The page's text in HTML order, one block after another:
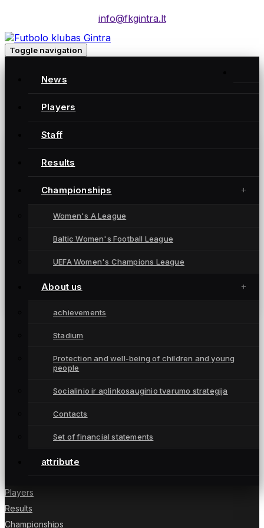
info@fkgintra.lt
Toggle navigation
News
Players
Staff
Results
Championships
Women's A League
Baltic Women's Football League
UEFA Women's Champions League
About us
achievements
Stadium
Protection and well-being of children and young
people
Socialinio ir aplinkosauginio tvarumo strategija
Contacts
Set of financial statements
attribute
Posts
Home
Gintra naujienos
„Gintra“ dalyvaus tarptautiniame turnyre
Moterų futbolo klubas „Gintra“ – daugkartinės
Lietuvai UEFA moterų Čempionių lygoje.
Players
Results
Championships